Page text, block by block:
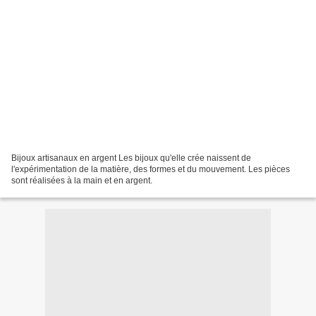
Bijoux artisanaux en argent Les bijoux qu'elle crée naissent de
l'expérimentation de la matière, des formes et du mouvement. Les pièces
sont réalisées à la main et en argent.